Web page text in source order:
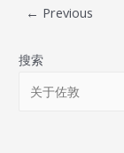
Post← Previous
搜索